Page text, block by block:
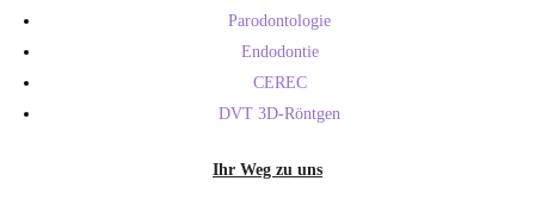
Parodontologie
Endodontie
CEREC
DVT 3D-Röntgen
Ihr Weg zu uns